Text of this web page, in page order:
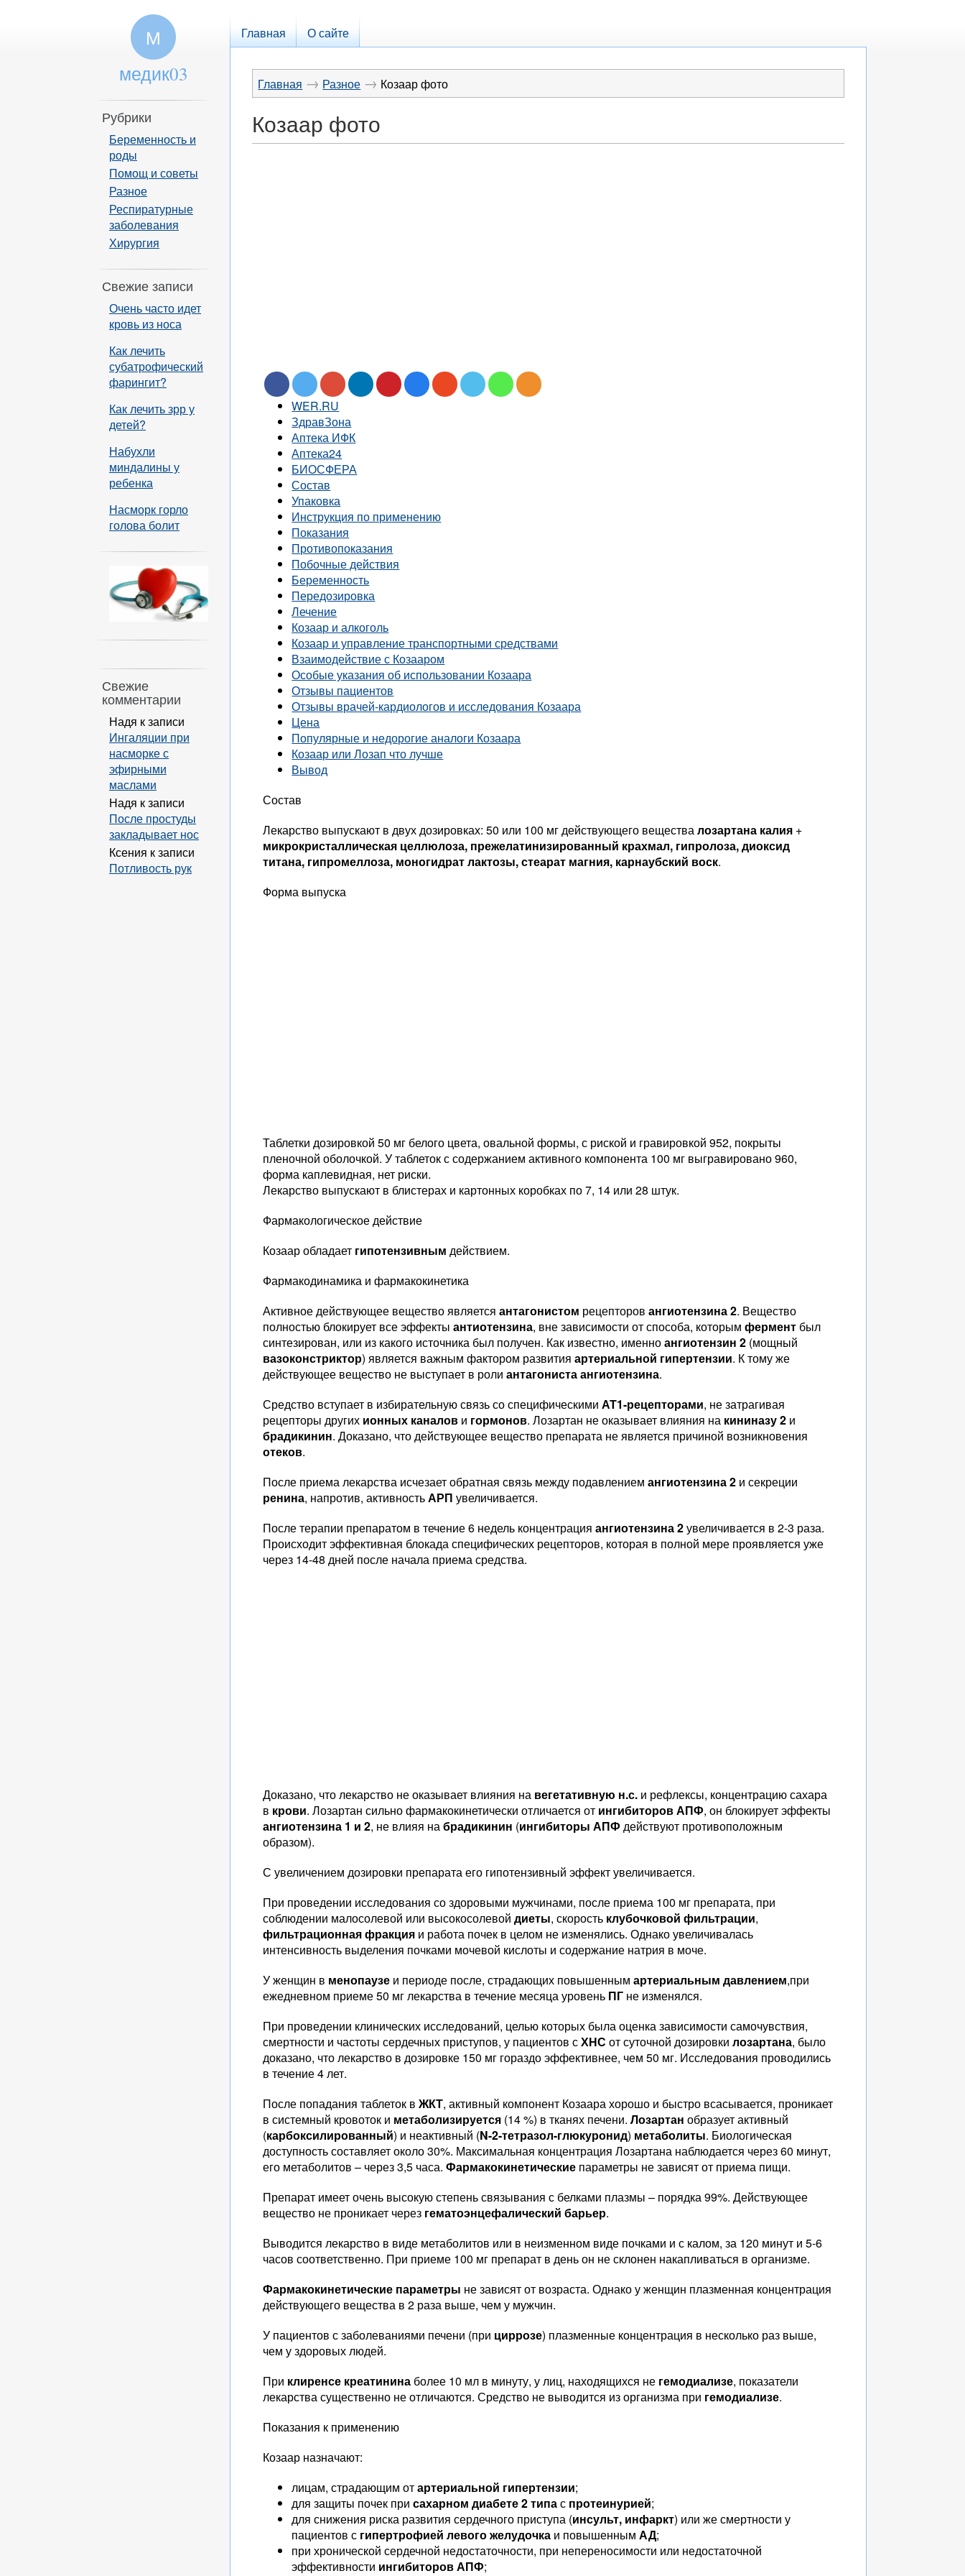
Главная О сайте
Главная → Разное → Козаар фото
Козаар фото
WER.RU
ЗдравЗона
Аптека ИФК
Аптека24
БИОСФЕРА
Состав
Упаковка
Инструкция по применению
Показания
Противопоказания
Побочные действия
Беременность
Передозировка
Лечение
Козаар и алкоголь
Козаар и управление транспортными средствами
Взаимодействие с Козааром
Особые указания об использовании Козаара
Отзывы пациентов
Отзывы врачей-кардиологов и исследования Козаара
Цена
Популярные и недорогие аналоги Козаара
Козаар или Лозап что лучше
Вывод
Состав
Лекарство выпускают в двух дозировках: 50 или 100 мг действующего веществалозартана калия +
микрокристаллическая целлюлоза, прежелатинизированный крахмал, гипролоза, диоксид
титана, гипромеллоза, моногидрат лактозы, стеарат магния, карнаубский воск.
Форма выпуска
Таблетки дозировкой 50 мг белого цвета, овальной формы, с риской и гравировкой 952, покрыты
пленочной оболочкой. У таблеток с содержанием активного компонента 100 мг выгравировано 960,
форма каплевидная, нет риски.
Лекарство выпускают в блистерах и картонных коробках по 7, 14 или 28 штук.
Фармакологическое действие
Козаар обладает гипотензивным действием.
Фармакодинамика и фармакокинетика
Активное действующее вещество являетсяантагонистом рецепторовангиотензина 2. Вещество
полностью блокирует все эффектыантиотензина, вне зависимости от способа, которымфермент был
синтезирован, или из какого источника был получен. Как известно, именноангиотензин 2 (мощный
вазоконстриктор) является важным фактором развитияартериальной гипертензии. К тому же
действующее вещество не выступает в ролиантагониста ангиотензина.
Средство вступает в избирательную связь со специфическимиАТ1-рецепторами, не затрагивая
рецепторы других ионных каналов и гормонов. Лозартан не оказывает влияния на кининазу 2 и
брадикинин. Доказано, что действующее вещество препарата не является причиной возникновения
отеков.
После приема лекарства исчезает обратная связь между подавлениемангиотензина 2 и секреции
ренина, напротив, активностьАРП увеличивается.
После терапии препаратом в течение 6 недель концентрацияангиотензина 2увеличивается в 2-3 раза.
Происходит эффективная блокада специфических рецепторов, которая в полной мере проявляется уже
через 14-48 дней после начала приема средства.
Доказано, что лекарство не оказывает влияния на вегетативную н.с. и рефлексы, концентрацию сахара
в крови. Лозартан сильно фармакокинетически отличается от ингибиторов АПФ, он блокирует эффекты
ангиотензина 1 и 2, не влияя набрадикинин (ингибиторы АПФ действуют противоположным
образом).
С увеличением дозировки препарата его гипотензивный эффект увеличивается.
При проведении исследования со здоровыми мужчинами, после приема 100 мг препарата, при
соблюдении малосолевой или высокосолевойдиеты, скорость клубочковой фильтрации,
фильтрационная фракция и работа почек в целом не изменялись. Однако увеличивалась
интенсивность выделения почками мочевой кислоты и содержание натрия в моче.
У женщин в менопаузе и периоде после, страдающих повышеннымартериальным давлением,при
ежедневном приеме 50 мг лекарства в течение месяца уровень ПГ не изменялся.
При проведении клинических исследований, целью которых была оценка зависимости самочувствия,
смертности и частоты сердечных приступов, у пациентов сХНС от суточной дозировкилозартана, было
доказано, что лекарство в дозировке 150 мг гораздо эффективнее, чем 50 мг. Исследования проводились
в течение 4 лет.
После попадания таблеток вЖКТ, активный компонент Козаара хорошо и быстро всасывается, проникает
в системный кровоток и метаболизируется (14 %) в тканях печени.Лозартан образует активный
(карбоксилированный) и неактивный (N-2-тетразол-глюкуронид) метаболиты. Биологическая
доступность составляет около 30%. Максимальная концентрация Лозартана наблюдается через 60 минут,
его метаболитов – через 3,5 часа.Фармакокинетические параметры не зависят от приема пищи.
Препарат имеет очень высокую степень связывания с белками плазмы – порядка 99%. Действующее
вещество не проникает через гематоэнцефалический барьер.
Выводится лекарство в виде метаболитов или в неизменном виде почками и с калом, за 120 минут и 5-6
часов соответственно. При приеме 100 мг препарат в день он не склонен накапливаться в организме.
Фармакокинетические параметры не зависят от возраста. Однако у женщин плазменная концентрация
действующего вещества в 2 раза выше, чем у мужчин.
У пациентов с заболеваниями печени (при циррозе) плазменные концентрация в несколько раз выше,
чем у здоровых людей.
При клиренсе креатинина более 10 мл в минуту, у лиц, находящихся не гемодиализе, показатели
лекарства существенно не отличаются. Средство не выводится из организма при гемодиализе.
Показания к применению
Козаар назначают:
лицам, страдающим отартериальной гипертензии;
для защиты почек присахарном диабете2 типас протеинурией;
для снижения риска развития сердечного приступа (инсульт, инфаркт) или же смертности у
пациентов с гипертрофией левого желудочка и повышеннымАД;
при хронической сердечной недостаточности, при непереносимости или недостаточной
эффективности ингибиторов АПФ;
М
медик03
Рубрики
Беременность и
роды
Помощ и советы
Разное
Респиратурные
заболевания
Хирургия
Свежие записи
Очень часто идет
кровь из носа
Как лечить
субатрофический
фарингит?
Как лечить зрр у
детей?
Набухли
миндалины у
ребенка
Насморк горло
голова болит
Свежие
комментарии
Надя к записи
Ингаляции при
насморке с
эфирными
маслами
Надя к записи
После простуды
закладывает нос
Ксения к записи
Потливость рук